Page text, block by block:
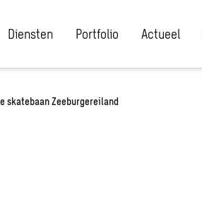
Diensten Portfolio Actueel
skatebaan Zeeburgereiland